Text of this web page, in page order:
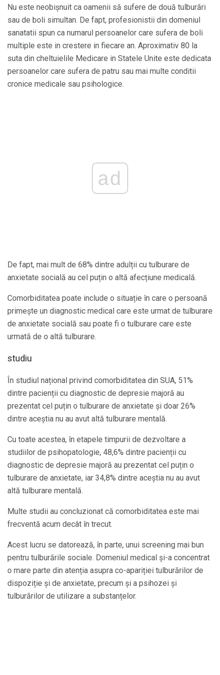
Nu este neobișnuit ca oamenii să sufere de două tulburări
sau de boli simultan. De fapt, profesionistii din domeniul
sanatatii spun ca numarul persoanelor care sufera de boli
multiple este in crestere in fiecare an. Aproximativ 80 la
suta din cheltuielile Medicare in Statele Unite este dedicata
persoanelor care sufera de patru sau mai multe conditii
cronice medicale sau psihologice.
ad
De fapt, mai mult de 68% dintre adulții cu tulburare de
anxietate socială au cel puțin o altă afecțiune medicală.
Comorbiditatea poate include o situație în care o persoană
primește un diagnostic medical care este urmat de tulburare
de anxietate socială sau poate fi o tulburare care este
urmată de o altă tulburare.
studiu
În studiul național privind comorbiditatea din SUA, 51%
dintre pacienții cu diagnostic de depresie majoră au
prezentat cel puțin o tulburare de anxietate și doar 26%
dintre aceștia nu au avut altă tulburare mentală.
Cu toate acestea, în etapele timpurii de dezvoltare a
studiilor de psihopatologie, 48,6% dintre pacienții cu
diagnostic de depresie majoră au prezentat cel puțin o
tulburare de anxietate, iar 34,8% dintre aceștia nu au avut
altă tulburare mentală.
Multe studii au concluzionat că comorbiditatea este mai
frecventă acum decât în ​​trecut.
Acest lucru se datorează, în parte, unui screening mai bun
pentru tulburările sociale. Domeniul medical și-a concentrat
o mare parte din atenția asupra co-apariției tulburărilor de
dispoziție și de anxietate, precum și a psihozei și
tulburărilor de utilizare a substanțelor.